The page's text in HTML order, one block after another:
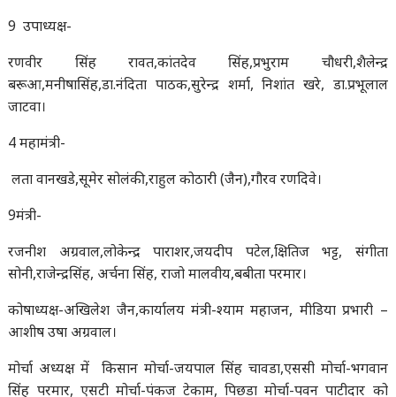
9 उपाध्यक्ष-
रणवीर सिंह रावत,कांतदेव सिंह,प्रभुराम चौधरी,शैलेन्द्र
बरूआ,मनीषासिंह,डा.नंदिता पाठक,सुरेन्द्र शर्मा, निशांत खरे, डा.प्रभूलाल
जाटवा।
4 महामंत्री-
लता वानखडे,सूमेर सोलंकी,राहुल कोठारी (जैन),गौरव रणदिवे।
9मंत्री-
रजनीश अग्रवाल,लोकेन्द्र पाराशर,जयदीप पटेल,क्षितिज भट्ट, संगीता
सोनी,राजेन्द्रसिंह, अर्चना सिंह, राजो मालवीय,बबीता परमार।
कोषाध्यक्ष-अखिलेश जैन,कार्यालय मंत्री-श्याम महाजन, मीडिया प्रभारी –
आशीष उषा अग्रवाल।
मोर्चा अध्यक्ष में किसान मोर्चा-जयपाल सिंह चावडा,एससी मोर्चा-भगवान
सिंह परमार, एसटी मोर्चा-पंकज टेकाम, पिछडा मोर्चा-पवन पाटीदार को